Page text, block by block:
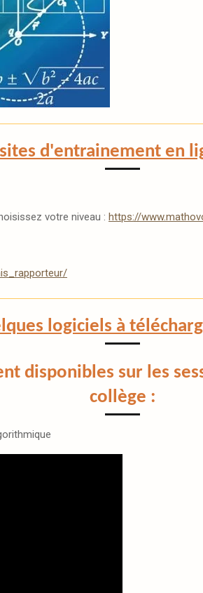
d'entrainement en
votre niveau : https://
logiciels à
disponibles sur les
collège :